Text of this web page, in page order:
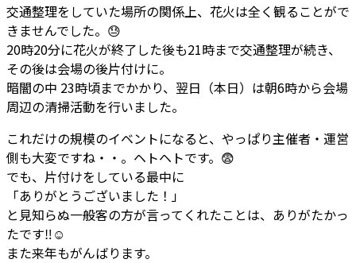
交通整理をしていた場所の関係上、花火は全く観ることがで
きませんでした。 😓
20時20分に花火が終了した後も21時まで交通整理が続き、
その後は会場の後片付けに。
暗闇の中 23時頃までかかり、翌日（本日）は朝6時から会場
周辺の清掃活動を行いました。
これだけの規模のイベントになると、やっぱり主催者・運営
側も大変ですね・・。ヘトヘトです。 😨
でも、片付けをしている最中に
「ありがとうございました！」
と見知らぬ一般客の方が言ってくれたことは、ありがたかっ
たです‼☺️
また来年もがんばります。